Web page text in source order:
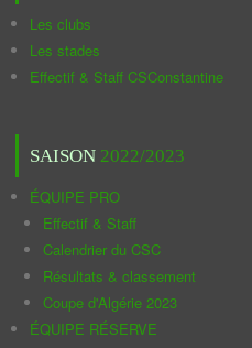
Les clubs
Les stades
Effectif & Staff CSConstantine
SAISON 2022/2023
ÉQUIPE PRO
Effectif & Staff
Calendrier du CSC
Résultats & classement
Coupe d'Algérie 2023
ÉQUIPE RÉSERVE